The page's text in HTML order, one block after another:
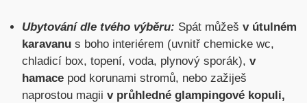
Ubytování dle tvého výběru: Spát můžešv útulném
karavanu s boho interiérem (uvnitř chemicke wc,
chladicí box, topení, voda, plynový sporák),v
hamace pod korunami stromů, nebo zažiješ
naprostou magiiv průhledné glampingové kopuli,